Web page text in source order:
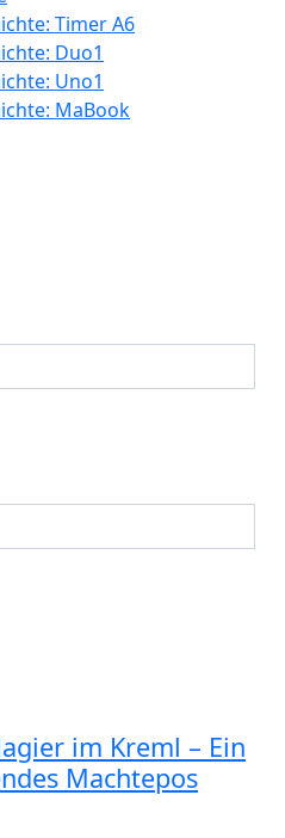
Timer A6
Duo1
Uno1
MaBook
im Kreml – Ein
Machtepos